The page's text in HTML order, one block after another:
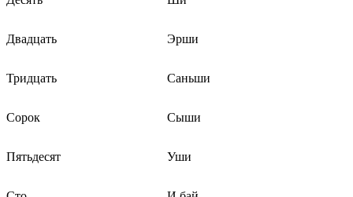
Двадцать Эрши
Тридцать Саньши
Сорок Сыши
Пятьдесят Уши